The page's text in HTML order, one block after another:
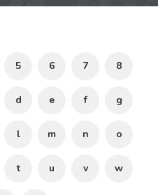
5 6 7 8
d e f g
l m n o
t u v w